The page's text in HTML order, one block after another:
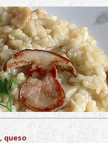
, queso